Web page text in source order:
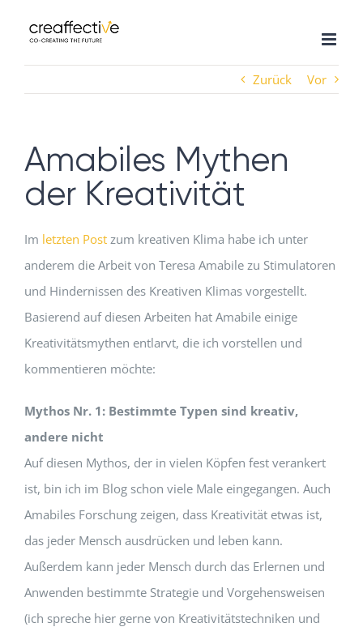
Inhalt
springen
Zurück
Vor
Amabiles Mythen
der Kreativität
Im letzten Postzum kreativen Klima habe ich unter
anderem die Arbeit von Teresa Amabile zu Stimulatoren
und Hindernissen des Kreativen Klimas vorgestellt.
Basierend auf diesen Arbeiten hat Amabile einige
Kreativitätsmythen entlarvt, die ich vorstellen und
kommentieren möchte:
Mythos Nr. 1: Bestimmte Typen sind kreativ,
andere nicht
Auf diesen Mythos, der in vielen Köpfen fest verankert
ist, bin ich im Blog schon viele Male eingegangen. Auch
Amabiles Forschung zeigen, dass Kreativität etwas ist,
das jeder Mensch ausdrücken und leben kann.
Außerdem kann jeder Mensch durch das Erlernen und
Anwenden bestimmte Strategie und Vorgehensweisen
(ich spreche hier gerne von Kreativitätstechniken und